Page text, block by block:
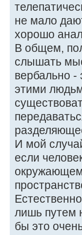
не мало
хорошо
В общем,
слышать
вербально -
этими
И мой
если
окружающем
лишь путем
бы это